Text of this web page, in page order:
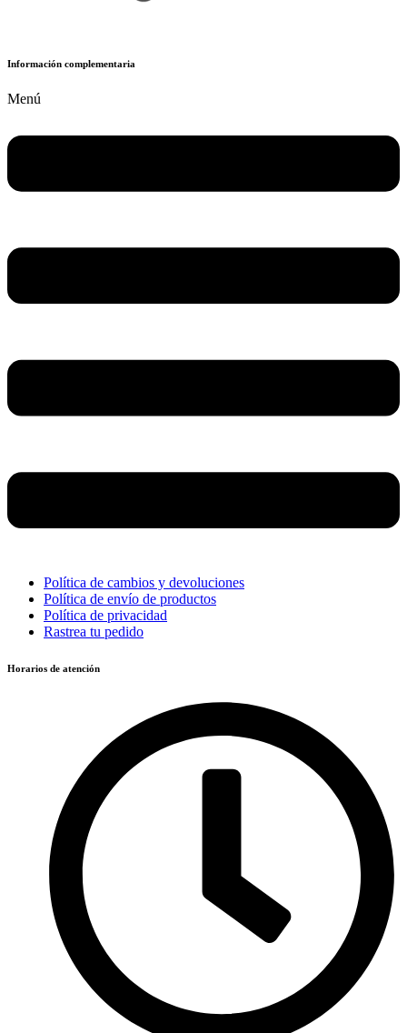
Información complementaria
Menú
Política de cambios y devoluciones
Política de envío de productos
Política de privacidad
Rastrea tu pedido
Horarios de atención